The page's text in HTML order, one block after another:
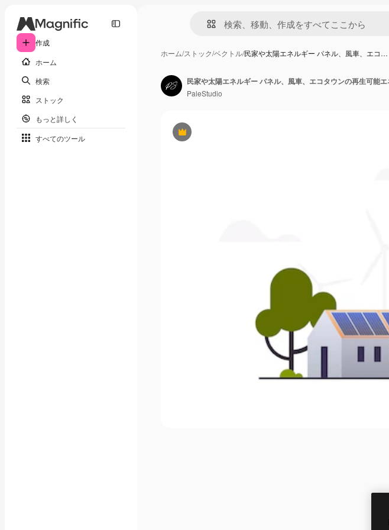
作成
ホーム
検索
ストック
もっと詳しく
すべてのツール
ホーム/ストック/ベクトル/民家や太陽エネルギー パネル、風車、エコ…
Premium
PaleStudio